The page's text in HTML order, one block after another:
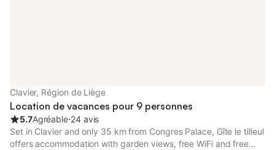
Clavier, Région de Liège
Location de vacances pour 9 personnes
5.7Agréable⋅24 avis
Set in Clavier and only 35 km from Congres Palace, Gîte le tilleul
offers accommodation with garden views, free WiFi and free